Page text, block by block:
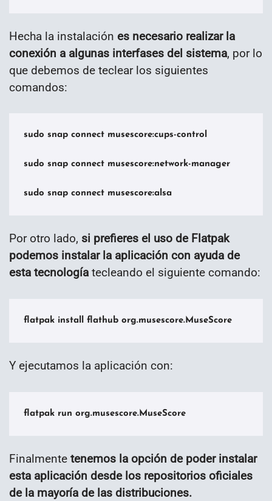
Hecha la instalación es necesario realizar la
conexión a algunas interfases del sistema, por lo
que debemos de teclear los siguientes
comandos:
sudo snap connect musescore:cups-control
sudo snap connect musescore:network-manager
sudo snap connect musescore:alsa
Por otro lado, si prefieres el uso de Flatpak
podemos instalar la aplicación con ayuda de
esta tecnología tecleando el siguiente comando:
flatpak install flathub org.musescore.MuseScore
Y ejecutamos la aplicación con:
flatpak run org.musescore.MuseScore
Finalmente tenemos la opción de poder instalar
esta aplicación desde los repositorios oficiales
de la mayoría de las distribuciones.